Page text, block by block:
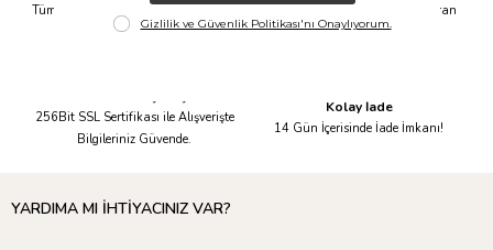
Tüm Siparişleriniz Aynı Gün 14.00'a
Kadar Kargolanır.
Tüm Ürünlerde 6 Aya Kadar Varan
Taksit İmkanı!
256Bit SSL Sertifikası ile Alışverişte
Bilgileriniz Güvende.
Kolay İade
14 Gün İçerisinde İade İmkanı!
YARDIMA MI İHTİYACINIZ VAR?